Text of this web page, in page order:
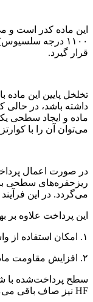
این ماده کدر است و
۱۱۰۰ درجه
قرار گیرد.
تخلخل پایین این
داشته باشد، در
ماده و ایجاد سطحی
می‌توان آن را با
ریزحفره‌های سطحی
می‌گردد. در این
این پرداخت علاوه بر
۱. امکان استفاده از واشرهای نازک در کاربردهای خلاء
۲. افزایش مقاومت ماده در برابر اسید هیدروفلوئوریک (HF)
سطح پرداخت‌شده با
HF نیز صاف باقی می‌ماند.